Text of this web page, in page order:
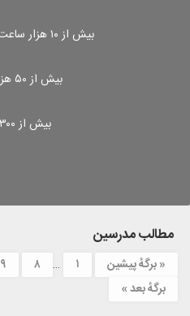
بیش از ۱۰ هزار ساعت ویدئوی آموزشی
بیش از ۵۰ هزار دانشجو
بیش از ۳۰۰ مدرس
مطالب مدرسین
« برگه‌ٔ پیشین ۱ … ۸ ۹
برگهٔ بعد »